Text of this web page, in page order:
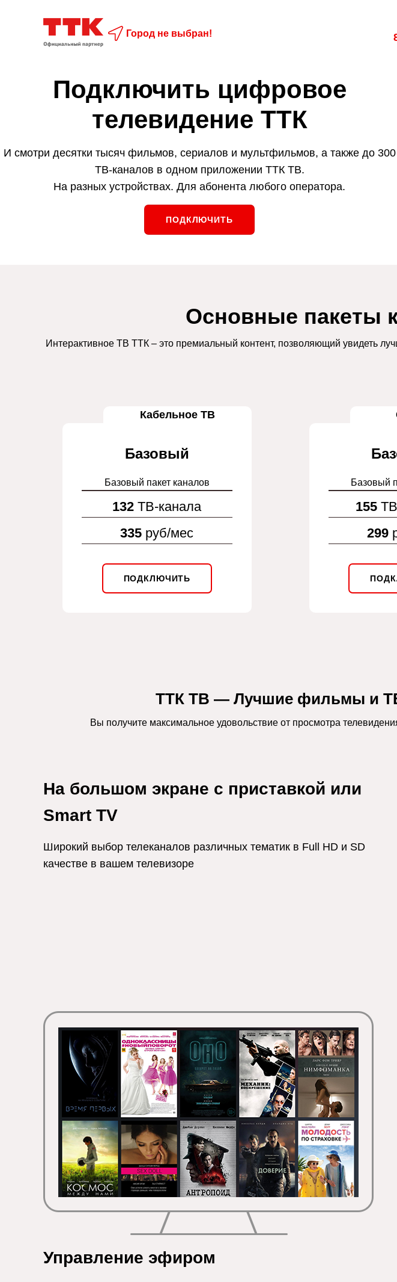
Город не выбран!
Подключить цифровое
телевидение ТТК
И смотри десятки тысяч фильмов, сериалов и мультфильмов, а также до 300
ТВ-каналов в одном приложении ТТК ТВ.
На разных устройствах. Для абонента любого оператора.
ПОДКЛЮЧИТЬ
Основные пакеты
Интерактивное ТВ ТТК – это премиальный контент, позволяющий увидеть
Кабельное ТВ
Базовый
Базовый пакет каналов
132 ТВ-канала
335 руб/мес
ПОДКЛЮЧИТЬ
Базовый
155
299
ТТК ТВ — Лучшие фильмы и
Вы получите максимальное удовольствие от просмотра
На большом экране с приставкой или
Smart TV
Широкий выбор телеканалов различных тематик в Full HD и SD
качестве в вашем телевизоре
Управление эфиром